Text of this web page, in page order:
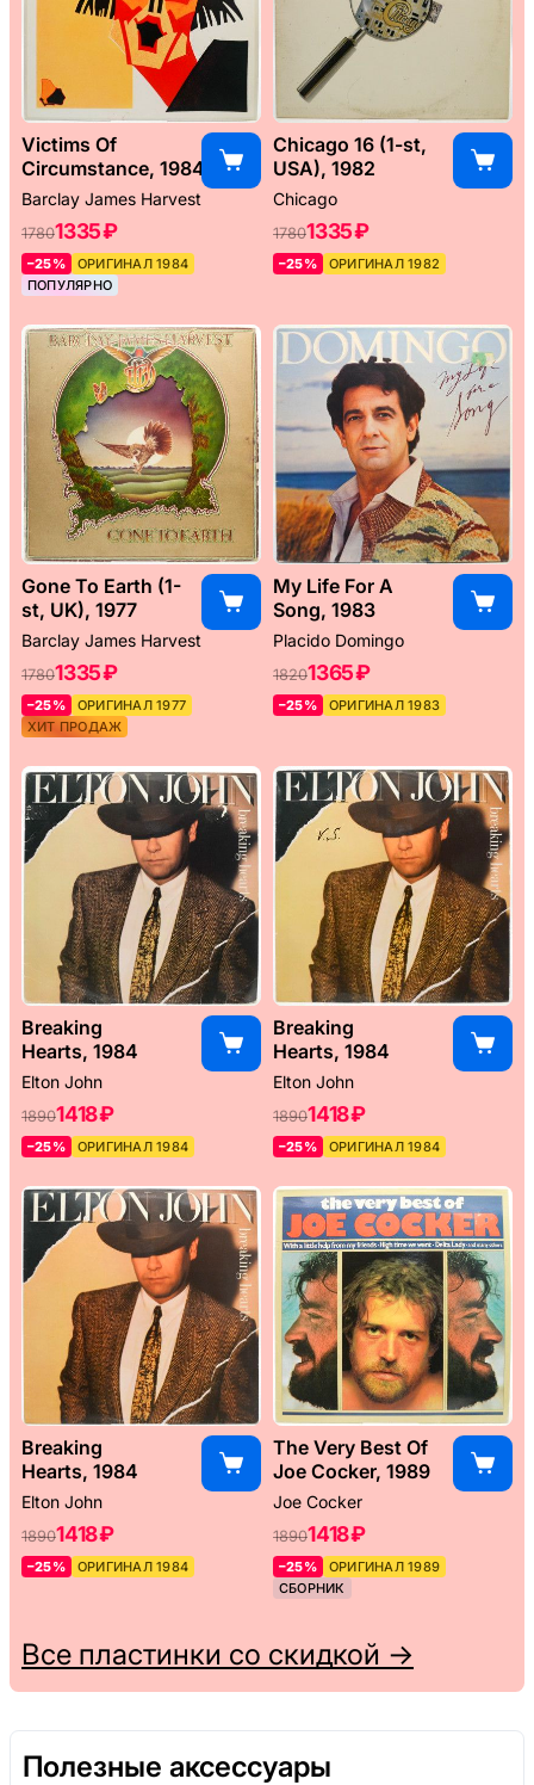
Victims Of
Circumstance, 1984
Barclay James Harvest
17801335 ₽
–25%
ОРИГИНАЛ 1984
ПОПУЛЯРНО
Chicago 16 (1-st,
USA), 1982
Chicago
17801335 ₽
–25% ОРИГИНАЛ 1982
Gone To Earth (1-
st, UK), 1977
Barclay James Harvest
17801335 ₽
–25%
ОРИГИНАЛ 1977
ХИТ ПРОДАЖ
My Life For A
Song, 1983
Placido Domingo
18201365 ₽
–25% ОРИГИНАЛ 1983
Breaking
Hearts, 1984
Elton John
18901418 ₽
–25% ОРИГИНАЛ 1984
Breaking
Hearts, 1984
Elton John
18901418 ₽
–25% ОРИГИНАЛ 1984
Breaking
Hearts, 1984
Elton John
18901418 ₽
–25% ОРИГИНАЛ 1984
The Very Best Of
Joe Cocker, 1989
Joe Cocker
18901418 ₽
–25%
ОРИГИНАЛ 1989
СБОРНИК
Все пластинки со скидкой →
Полезные аксессуары